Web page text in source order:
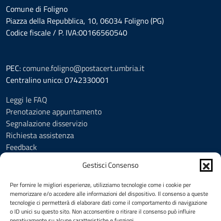
Gestisci Consenso
Per fornire le migliori esperienze, utilizziamo tecnologie come i cookie per
memorizzare e/o accedere alle informazioni del dispositivo. Il consenso a queste
tecnologie ci permetterà di elaborare dati come il comportamento di navigazione
o ID unici su questo sito. Non acconsentire o ritirare il consenso può influire
Comune di Foligno
Piazza della Repubblica, 10, 06034 Foligno (PG)
Codice fiscale / P. IVA:00166560540
PEC:comune.foligno@postacert.umbria.it
Centralino unico: 0742330001
Leggi le FAQ
Prenotazione appuntamento
Segnalazione disservizio
Richiesta assistenza
Feedback
Informativa privacy
Cookie Policy (UE)
Social Media Policy
Note legali